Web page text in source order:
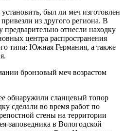
был ли меч изготовлен
из другого региона. В
предварительно отнесли находку
центра распространения
типа: Южная Германия, а также
обнаружили сланцевый топор
сделали во время работ по
стены на территории
заповедника в Вологодской